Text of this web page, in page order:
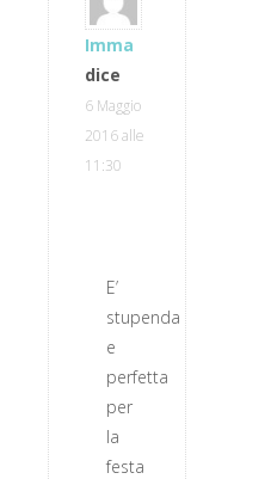
Imma
dice
6 Maggio
2016 alle
11:30
E’
stupenda
e
perfetta
per
la
festa